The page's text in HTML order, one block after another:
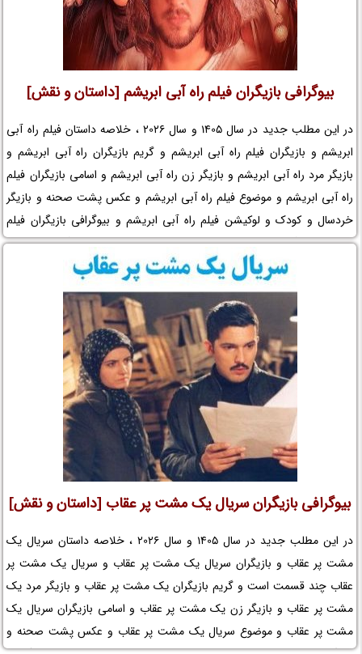
بیوگرافی بازیگران فیلم راه آبی ابریشم [داستان و نقش]
در این مطلب جدید در سال 1405 و سال 2026 ، خلاصه داستان فیلم راه آبی
ابریشم و بازیگران فیلم راه آبی ابریشم و گریم بازیگران راه آبی ابریشم و
بازیگر مرد راه آبی ابریشم و بازیگر زن راه آبی ابریشم و اسامی بازیگران فیلم
راه آبی ابریشم و موضوع فیلم راه آبی ابریشم و عکس پشت صحنه و بازیگر
خردسال و کودک و لوکیشن فیلم راه آبی ابریشم و بیوگرافی بازیگران فیلم
سینمایی راه آبی ابریشم و ناخدا سلیمان سیرافی و سریال راه آبی ابریشم و
مجموعه تلویزیونی راه آبی ابریشم و حواشی فیلم راه آبی ابریشم و افتخارات
راه آبی ابریشم و جوایز راه آبی ابریشم و عوامل ساخت فیلم راه آبی ابریشم را
در نم نمک ببینید.
بیوگرافی بازیگران سریال یک مشت پر عقاب [داستان و نقش]
در این مطلب جدید در سال 1405 و سال 2026 ، خلاصه داستان سریال یک
مشت پر عقاب و بازیگران سریال یک مشت پر عقاب و سریال یک مشت پر
عقاب چند قسمت است و گریم بازیگران یک مشت پر عقاب و بازیگر مرد یک
مشت پر عقاب و بازیگر زن یک مشت پر عقاب و اسامی بازیگران سریال یک
مشت پر عقاب و موضوع سریال یک مشت پر عقاب و عکس پشت صحنه و